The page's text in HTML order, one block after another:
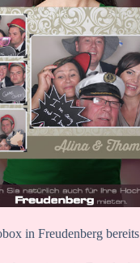
in Freudenberg